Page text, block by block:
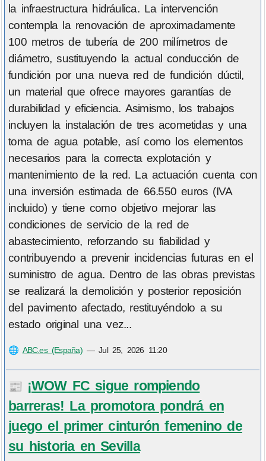
la infraestructura hidráulica. La intervención
contempla la renovación de aproximadamente
100 metros de tubería de 200 milímetros de
diámetro, sustituyendo la actual conducción de
fundición por una nueva red de fundición dúctil,
un material que ofrece mayores garantías de
durabilidad y eficiencia. Asimismo, los trabajos
incluyen la instalación de tres acometidas y una
toma de agua potable, así como los elementos
necesarios para la correcta explotación y
mantenimiento de la red. La actuación cuenta con
una inversión estimada de 66.550 euros (IVA
incluido) y tiene como objetivo mejorar las
condiciones de servicio de la red de
abastecimiento, reforzando su fiabilidad y
contribuyendo a prevenir incidencias futuras en el
suministro de agua. Dentro de las obras previstas
se realizará la demolición y posterior reposición
del pavimento afectado, restituyéndolo a su
estado original una vez...
🌐 ABC.es (España)—Jul 25, 2026 11:20
📰 ¡WOW FC sigue rompiendo
barreras! La promotora pondrá en
juego el primer cinturón femenino de
su historia en Sevilla